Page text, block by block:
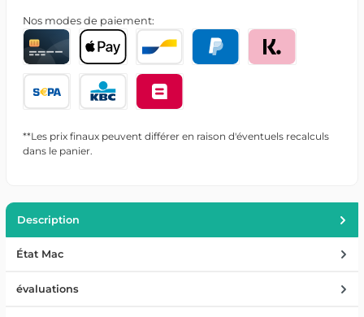
Nos modes de paiement:
**Les prix finaux peuvent différer en raison d'éventuels recalculs
dans le panier.
Description
État Mac
évaluations